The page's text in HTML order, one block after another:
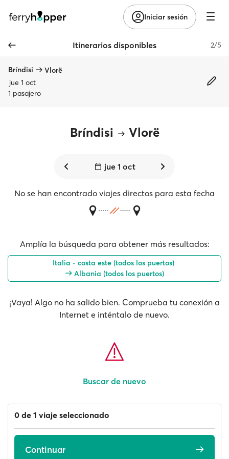
Iniciar sesión
Itinerarios disponibles 2/5
Bríndisi
Vlorë
jue 1 oct
1 pasajero
Bríndisi Vlorë
jue 1 oct
No se han encontrado viajes directos para esta fecha
Amplía la búsqueda para obtener más resultados:
Italia - costa este (todos los puertos)
Albania (todos los puertos)
¡Vaya! Algo no ha salido bien. Comprueba tu conexión a
Internet e inténtalo de nuevo.
Buscar de nuevo
0 de 1 viaje seleccionado
Continuar